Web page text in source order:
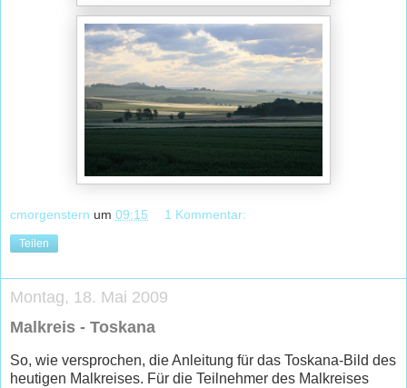
cmorgenstern um 09:15 1 Kommentar:
Teilen
Montag, 18. Mai 2009
Malkreis - Toskana
So, wie versprochen, die Anleitung für das Toskana-Bild des
heutigen Malkreises. Für die Teilnehmer des Malkreises